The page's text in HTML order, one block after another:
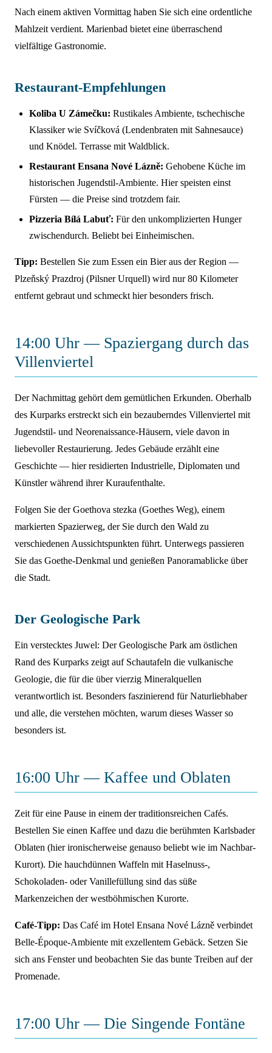
Nach einem aktiven Vormittag haben Sie sich eine ordentliche
Mahlzeit verdient. Marienbad bietet eine überraschend
vielfältige Gastronomie.
Restaurant-Empfehlungen
Koliba U Zámečku: Rustikales Ambiente, tschechische
Klassiker wie Svíčková (Lendenbraten mit Sahnesauce)
und Knödel. Terrasse mit Waldblick.
Restaurant Ensana Nové Lázně: Gehobene Küche im
historischen Jugendstil-Ambiente. Hier speisten einst
Fürsten — die Preise sind trotzdem fair.
Pizzeria Bílá Labuť: Für den unkomplizierten Hunger
zwischendurch. Beliebt bei Einheimischen.
Tipp: Bestellen Sie zum Essen ein Bier aus der Region —
Plzeňský Prazdroj (Pilsner Urquell) wird nur 80 Kilometer
entfernt gebraut und schmeckt hier besonders frisch.
14:00 Uhr — Spaziergang durch das
Villenviertel
Der Nachmittag gehört dem gemütlichen Erkunden. Oberhalb
des Kurparks erstreckt sich ein bezauberndes Villenviertel mit
Jugendstil- und Neorenaissance-Häusern, viele davon in
liebevoller Restaurierung. Jedes Gebäude erzählt eine
Geschichte — hier residierten Industrielle, Diplomaten und
Künstler während ihrer Kuraufenthalte.
Folgen Sie der Goethova stezka (Goethes Weg), einem
markierten Spazierweg, der Sie durch den Wald zu
verschiedenen Aussichtspunkten führt. Unterwegs passieren
Sie das Goethe-Denkmal und genießen Panoramablicke über
die Stadt.
Der Geologische Park
Ein verstecktes Juwel: Der Geologische Park am östlichen
Rand des Kurparks zeigt auf Schautafeln die vulkanische
Geologie, die für die über vierzig Mineralquellen
verantwortlich ist. Besonders faszinierend für Naturliebhaber
und alle, die verstehen möchten, warum dieses Wasser so
besonders ist.
16:00 Uhr — Kaffee und Oblaten
Zeit für eine Pause in einem der traditionsreichen Cafés.
Bestellen Sie einen Kaffee und dazu die berühmten Karlsbader
Oblaten (hier ironischerweise genauso beliebt wie im Nachbar-
Kurort). Die hauchdünnen Waffeln mit Haselnuss-,
Schokoladen- oder Vanillefüllung sind das süße
Markenzeichen der westböhmischen Kurorte.
Café-Tipp: Das Café im Hotel Ensana Nové Lázně verbindet
Belle-Époque-Ambiente mit exzellentem Gebäck. Setzen Sie
sich ans Fenster und beobachten Sie das bunte Treiben auf der
Promenade.
17:00 Uhr — Die Singende Fontäne